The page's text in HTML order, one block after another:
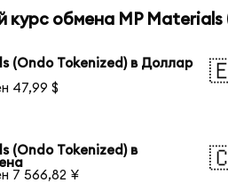
курс обмена MP Materials
(Ondo Tokenized) в Доллар
47,99 $
(Ondo Tokenized) в
7 566,82 ¥